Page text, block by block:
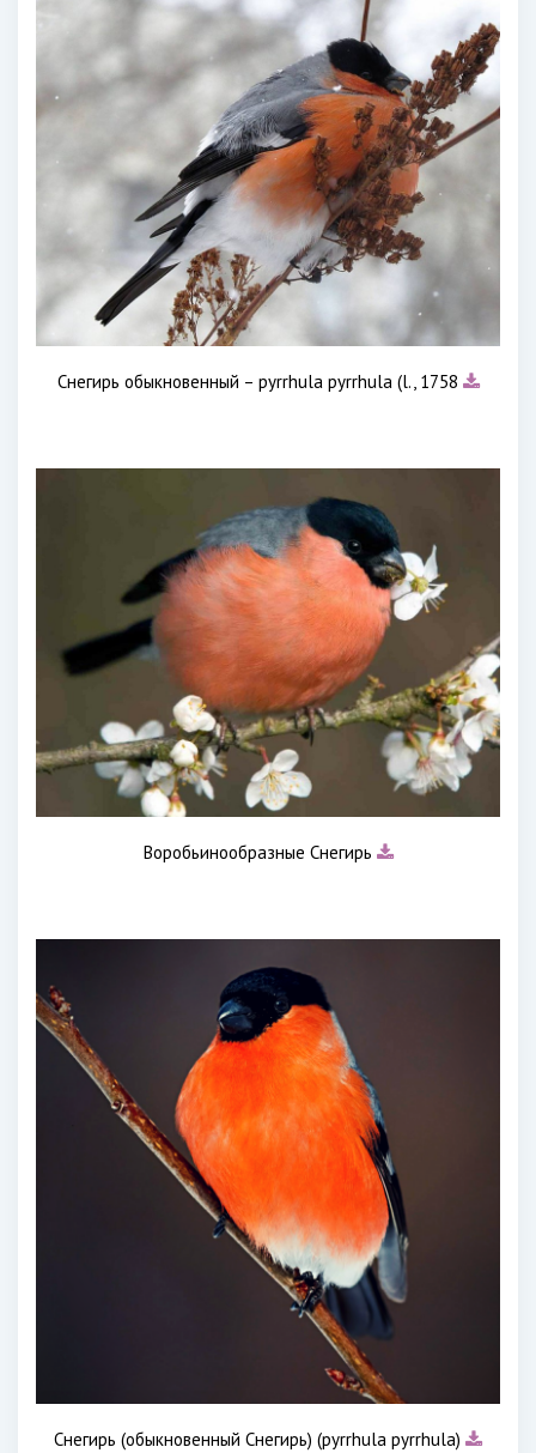
Снегирь обыкновенный – pyrrhula pyrrhula (l., 1758
Воробьинообразные Снегирь
Снегирь (обыкновенный Снегирь) (pyrrhula pyrrhula)